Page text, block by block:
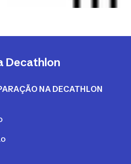
Decathlon
NA DECATHLON